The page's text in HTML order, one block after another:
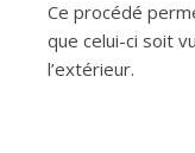
Ce procédé
que celui-ci soit
l’extérieur.